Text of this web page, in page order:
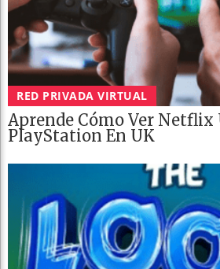
RED PRIVADA VIRTUAL
Aprende Cómo Ver Netflix
PlayStation En UK